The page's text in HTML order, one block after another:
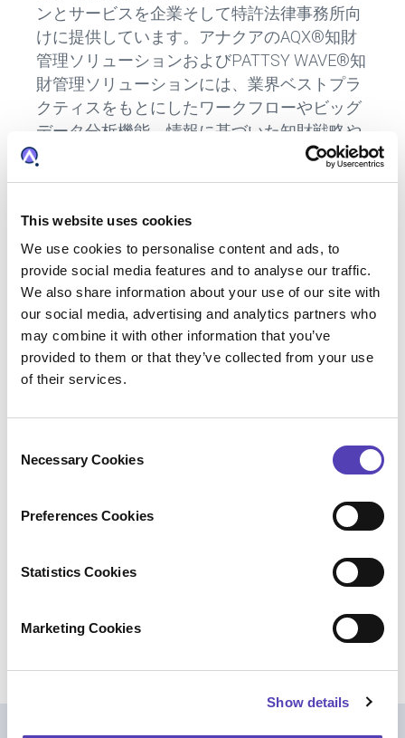
This website uses cookies
We use cookies to personalise content and ads, to
provide social media features and to analyse our traffic.
We also share information about your use of our site with
our social media, advertising and analytics partners who
may combine it with other information that you’ve
provided to them or that they’ve collected from your use
of their services.
Necessary Cookies
Preferences Cookies
Statistics Cookies
Marketing Cookies
Show details
ンとサービスを企業そして特許法律事務所向
けに提供しています。アナクアのAQX®知財
管理ソリューションおよびPATTSY WAVE®知
財管理ソリューションには、業界ベストプラ
クティスをもとにしたワークフローやビッグ
データ分析機能、情報に基づいた知財戦略や
意思決定、知財業務を効率化するスマートな
ビジネス業務環境を可能にするテクノロジー
ョンは、米国の特許申請数トップ100の企業
やグローバルブランドの半数以上に採用され
ているほか、世界中の多くの特許法律事務所
でも利用されています。知財管理のニーズを
満たすソリューションとして知財エグゼクテ
ィブ、弁理士、弁護士、パラリーガル、知財
関係者、発明者など、200万人以上のユーザ
ーに世界中で使用されています。本社を米国
ボストンに構え、米国各地、ヨーロッパ、ア
詳細は、ウェブサイト
または
報）：